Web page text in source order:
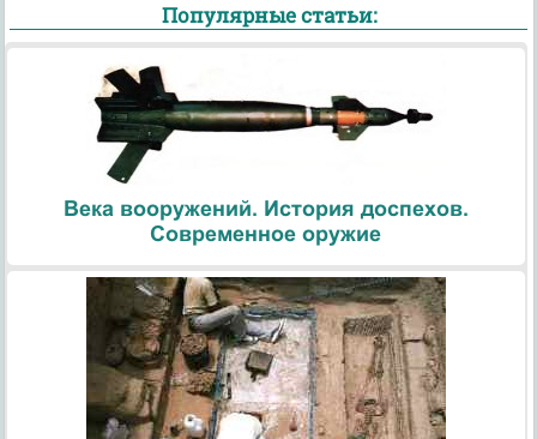
Популярные статьи:
Века вооружений. История доспехов.
Современное оружие